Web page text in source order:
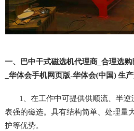
一、巴中干式磁选机代理商_合理选
_华体会手机网页版-华体会(中国) 生
1、在工作中可提供供顺流、半逆
表强的磁选。具有结构简单、处理量
护等优势。